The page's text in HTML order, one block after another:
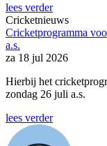
lees verder
Cricketnieuws
Cricketprogramma
a.s.
za 18 jul 2026
Hierbij het
zondag 26 juli a.s.
lees verder